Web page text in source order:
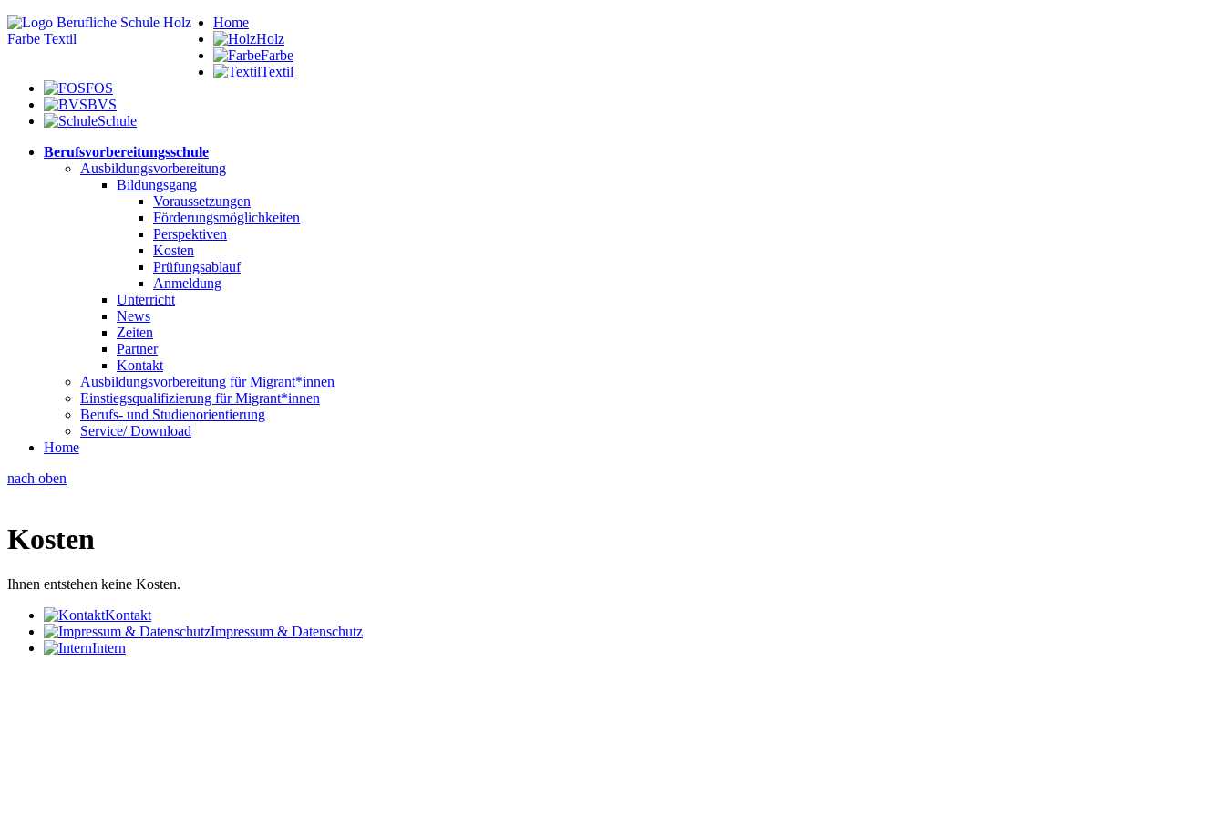
Home
Holz
Farbe
Textil
FOS
BVS
Schule
Berufsvorbereitungsschule
Ausbildungsvorbereitung
Bildungsgang
Voraussetzungen
Förderungsmöglichkeiten
Perspektiven
Kosten
Prüfungsablauf
Anmeldung
Unterricht
News
Zeiten
Partner
Kontakt
Ausbildungsvorbereitung für Migrant*innen
Einstiegsqualifizierung für Migrant*innen
Berufs- und Studienorientierung
Service/ Download
Home
nach oben
Kosten
Ihnen entstehen keine Kosten.
Kontakt
Impressum & Datenschutz
Intern